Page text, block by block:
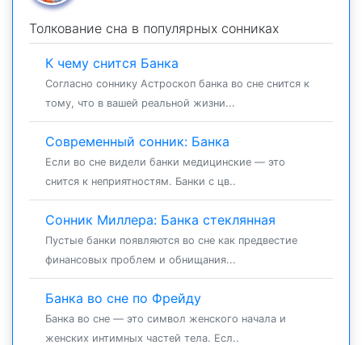
Толкование сна в популярных сонниках
К чему снится Банка
Согласно соннику Астроскоп банка во сне снится к
тому, что в вашей реальной жизни...
Современный сонник: Банка
Если во сне видели банки медицинские — это
снится к неприятностям. Банки с цв..
Сонник Миллера: Банка стеклянная
Пустые банки появляются во сне как предвестие
финансовых проблем и обнищания...
Банка во сне по Фрейду
Банка во сне — это символ женского начала и
женских интимных частей тела. Есл..